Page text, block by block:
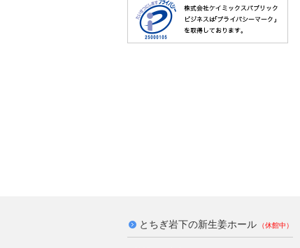
とちぎ岩下の新生姜ホール